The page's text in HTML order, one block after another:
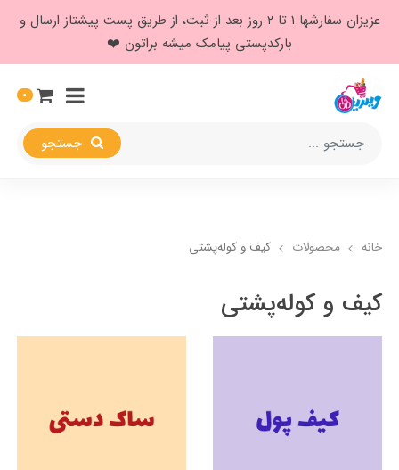
عزیزان سفارشها ۱ تا ۲ روز بعد از ثبت، از طریق پست پیشتاز ارسال و
بارکدپستی پیامک میشه براتون ❤️
0
خانه محصولات کیف و کوله‌پشتی
کیف و کوله‌پشتی